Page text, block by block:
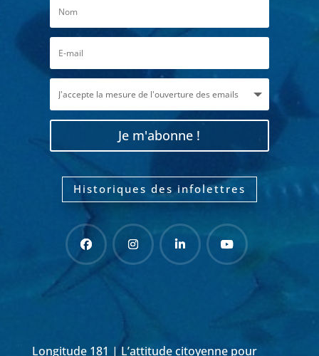
Je m'abonne !
Historiques des infolettres
Longitude 181 | L’attitude citoyenne pour